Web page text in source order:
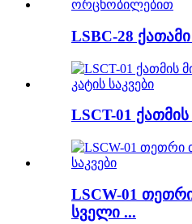
LSBC-28
LSCT-01
LSCW-01
სველი ...